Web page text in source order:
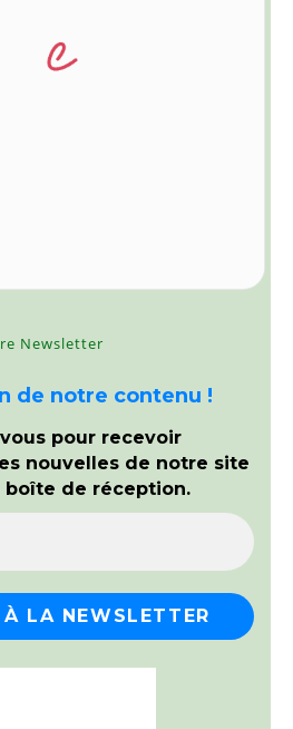
Newsletter
de notre contenu !
pour recevoir
nouvelles de notre site
boîte de réception.